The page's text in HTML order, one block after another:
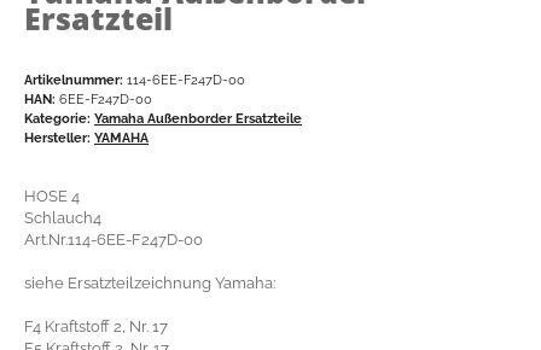
Ersatzteil
Artikelnummer: 114-6EE-F247D-00
HAN: 6EE-F247D-00
Kategorie: Yamaha Außenborder Ersatzteile
Hersteller: YAMAHA
HOSE 4
Schlauch4
Art.Nr.114-6EE-F247D-00
siehe Ersatzteilzeichnung Yamaha:
F4 Kraftstoff 2, Nr. 17